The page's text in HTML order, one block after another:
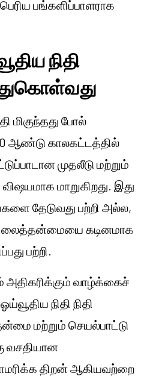
பங்களிப்பாளராக
நிதி
மிகுந்தது போல்
ஆண்டு காலகட்டத்தில்
முதலீடு மற்றும்
மாறுகிறது. இது
தேடுவது பற்றி அல்ல,
கடினமாக
பற்றி.
அதிகரிக்கும் வாழ்க்கைச்
நிதி நிதி
மற்றும் செயல்பாட்டு
வசதியான
திறன் ஆகியவற்றை